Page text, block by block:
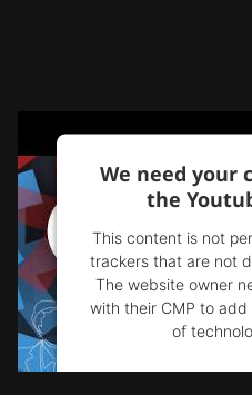
We need your
the
This content is not
trackers that are not
The website owner
with their CMP to
of
Powered by